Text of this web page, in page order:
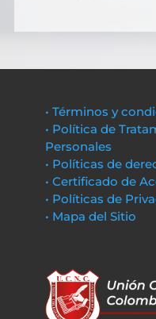
• Términos y
• Política de
Personales
• Políticas de
• Certificado de
• Políticas de
• Mapa del Sitio